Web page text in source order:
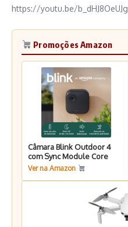
https://youtu.be/b_dHJ8OeUJg
Promoções Amazon
Câmara Blink Outdoor 4
com Sync Module Core
Ver na Amazon